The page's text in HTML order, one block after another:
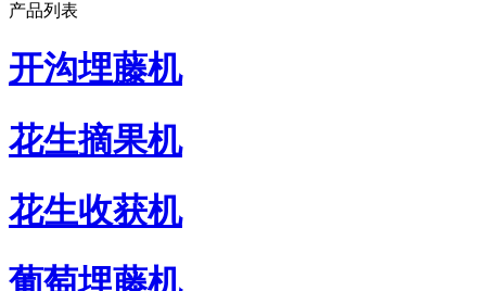
产品列表
开沟埋藤机
花生摘果机
花生收获机
葡萄埋藤机